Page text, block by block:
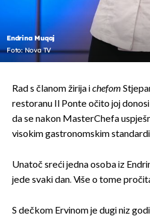
Endrina Muqaj
Foto: Nova TV
Rad s članom žirija ichefom
restoranu Il Ponte očito joj
da se nakon MasterChefa
visokim gastronomskim
Unatoč sreći jedna osoba iz
jede svaki dan. Više o tome
S dečkom Ervinom je dugi niz